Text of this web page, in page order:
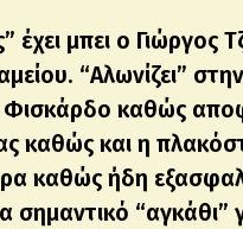
έχει μπει ο
“Αλωνίζει”
καθώς
καθώς και η
καθώς ήδη
σημαντικό “αγκάθι”